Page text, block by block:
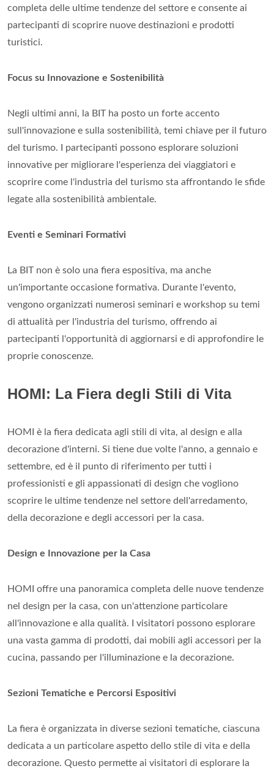
completa delle ultime tendenze del settore e consente ai
partecipanti di scoprire nuove destinazioni e prodotti
turistici.
Focus su Innovazione e Sostenibilità
Negli ultimi anni, la BIT ha posto un forte accento
sull'innovazione e sulla sostenibilità, temi chiave per il futuro
del turismo. I partecipanti possono esplorare soluzioni
innovative per migliorare l'esperienza dei viaggiatori e
scoprire come l'industria del turismo sta affrontando le sfide
legate alla sostenibilità ambientale.
Eventi e Seminari Formativi
La BIT non è solo una fiera espositiva, ma anche
un'importante occasione formativa. Durante l'evento,
vengono organizzati numerosi seminari e workshop su temi
di attualità per l'industria del turismo, offrendo ai
partecipanti l'opportunità di aggiornarsi e di approfondire le
proprie conoscenze.
HOMI: La Fiera degli Stili di Vita
HOMI è la fiera dedicata agli stili di vita, al design e alla
decorazione d'interni. Si tiene due volte l'anno, a gennaio e
settembre, ed è il punto di riferimento per tutti i
professionisti e gli appassionati di design che vogliono
scoprire le ultime tendenze nel settore dell'arredamento,
della decorazione e degli accessori per la casa.
Design e Innovazione per la Casa
HOMI offre una panoramica completa delle nuove tendenze
nel design per la casa, con un'attenzione particolare
all'innovazione e alla qualità. I visitatori possono esplorare
una vasta gamma di prodotti, dai mobili agli accessori per la
cucina, passando per l'illuminazione e la decorazione.
Sezioni Tematiche e Percorsi Espositivi
La fiera è organizzata in diverse sezioni tematiche, ciascuna
dedicata a un particolare aspetto dello stile di vita e della
decorazione. Questo permette ai visitatori di esplorare la